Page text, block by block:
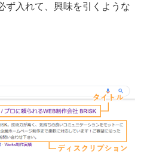
ず入れて、興味を引くような